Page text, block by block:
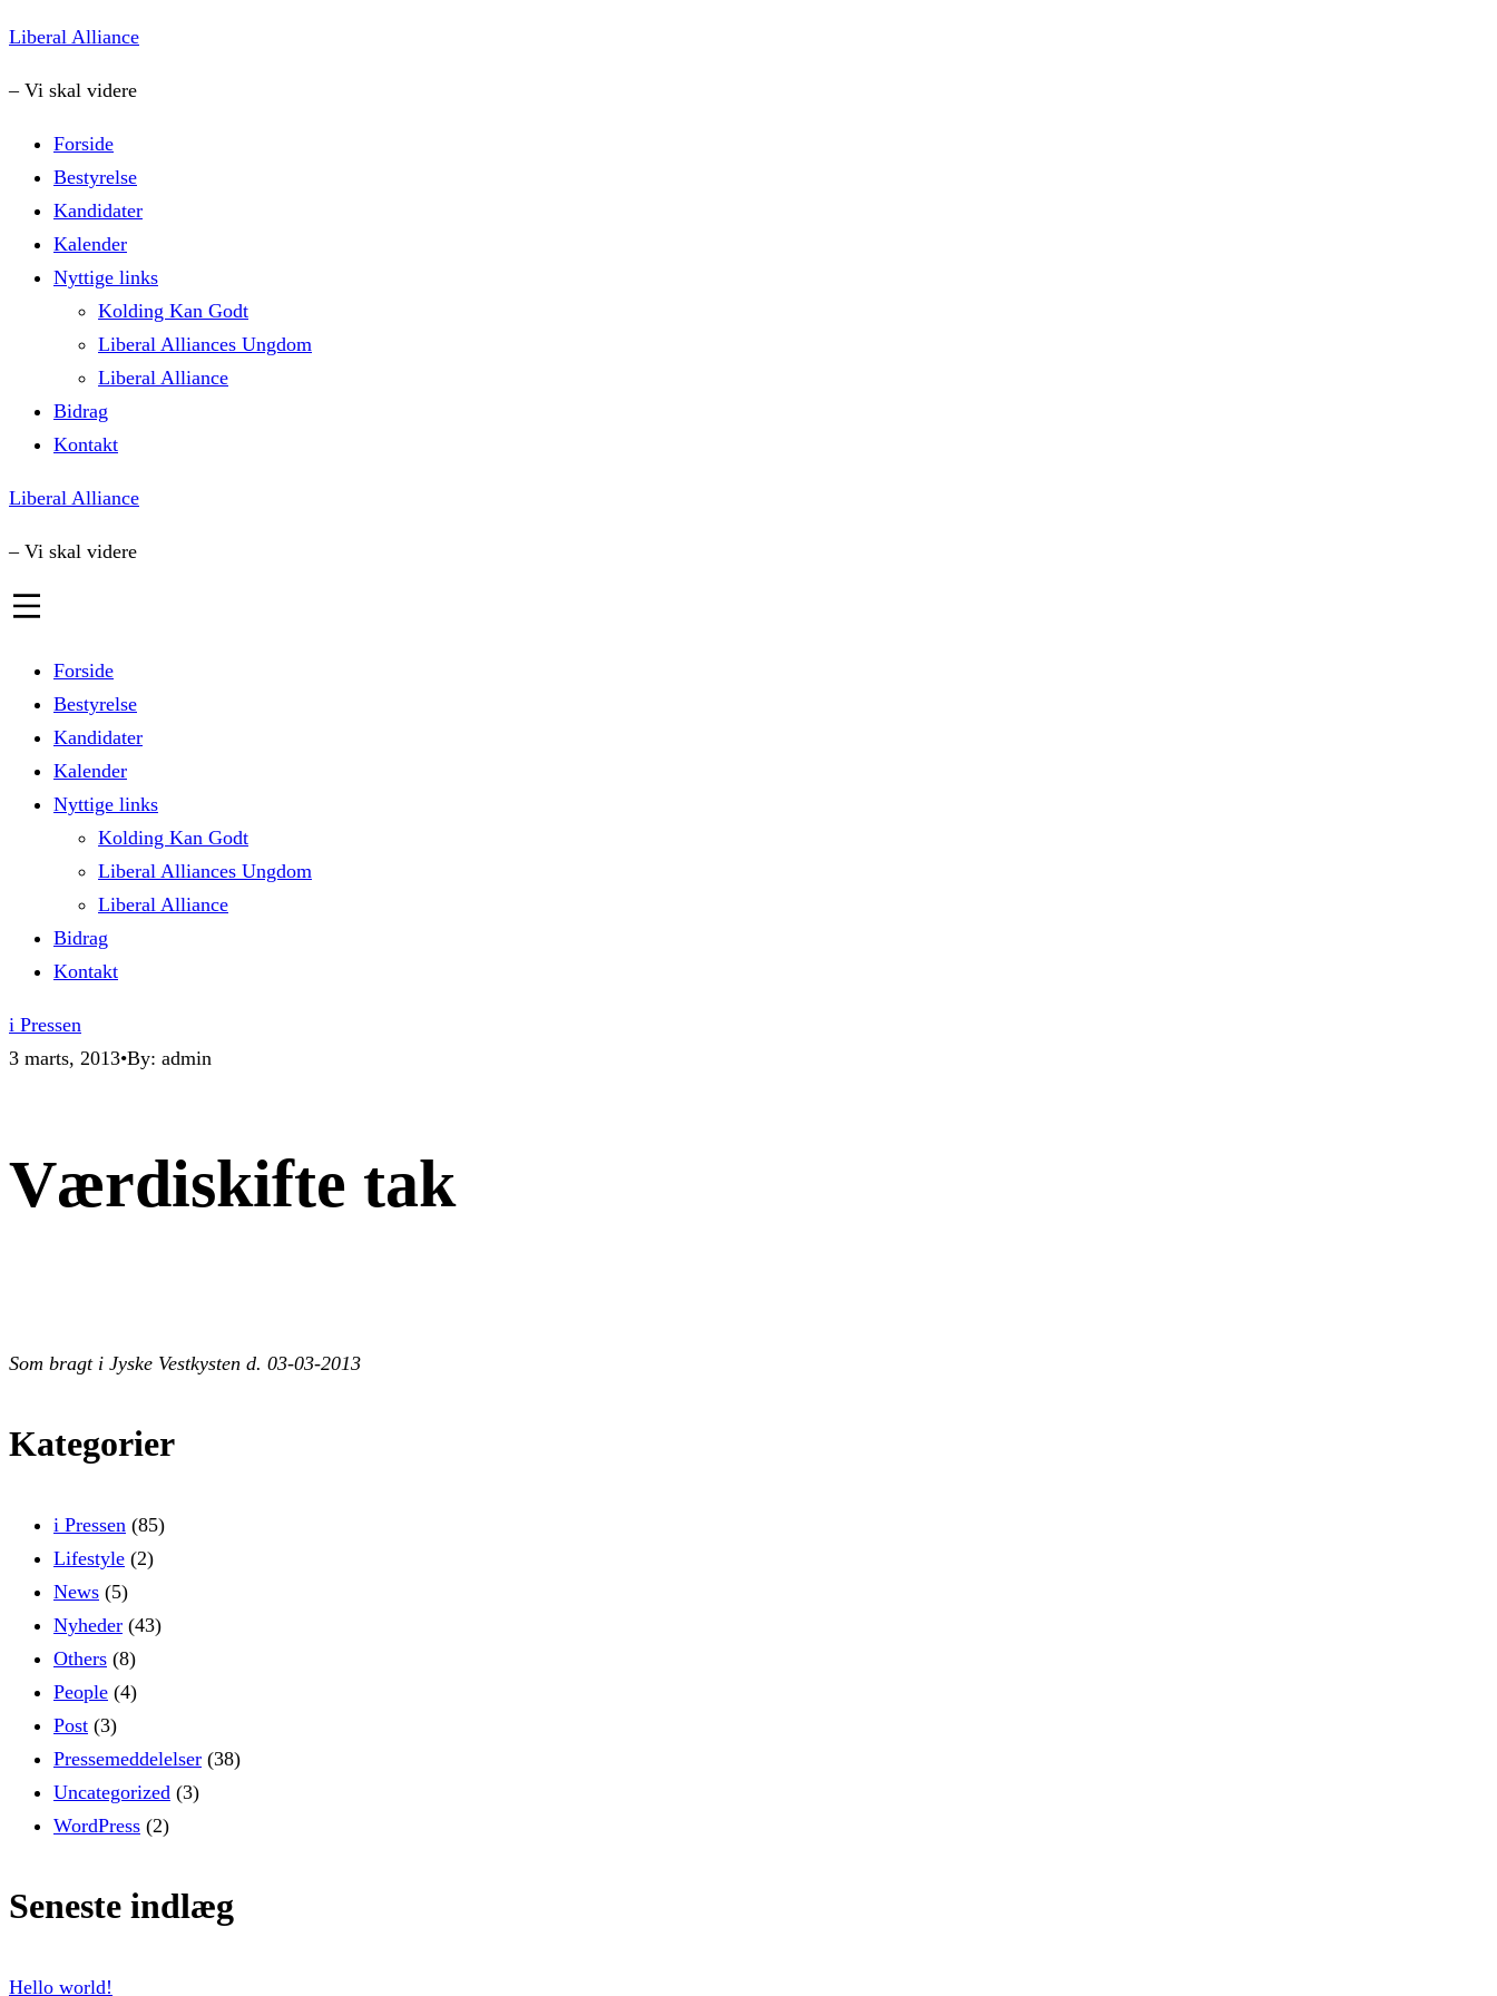
Skip
content
Liberal Alliance
– Vi skal videre
Forside
Bestyrelse
Kandidater
Kalender
Nyttige links
Kolding Kan Godt
Liberal Alliances Ungdom
Liberal Alliance
Bidrag
Kontakt
Liberal Alliance
– Vi skal videre
Forside
Bestyrelse
Kandidater
Kalender
Nyttige links
Kolding Kan Godt
Liberal Alliances Ungdom
Liberal Alliance
Bidrag
Kontakt
i Pressen
3 marts, 2013•By: admin
Værdiskifte tak
Som bragt i Jyske Vestkysten d. 03-03-2013
Kategorier
i Pressen (85)
Lifestyle (2)
News (5)
Nyheder (43)
Others (8)
People (4)
Post (3)
Pressemeddelelser (38)
Uncategorized (3)
WordPress (2)
Seneste indlæg
Hello world!